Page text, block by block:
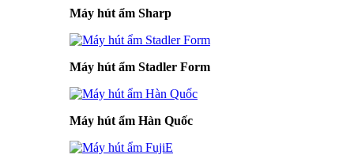
Máy hút ẩm Sharp
Máy hút ẩm Stadler Form
Máy hút ẩm Hàn Quốc